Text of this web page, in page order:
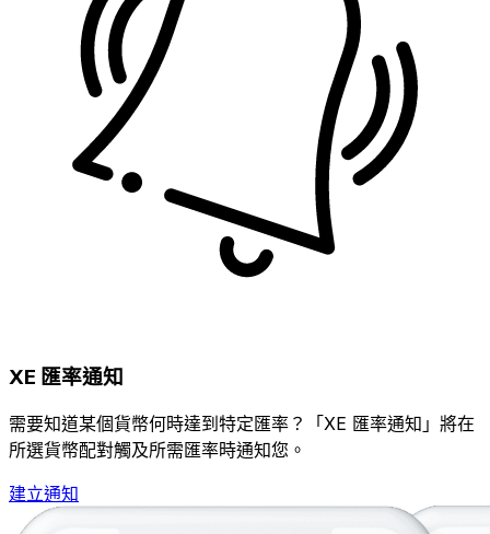
XE 匯率通知
需要知道某個貨幣何時達到特定匯率？「XE 匯率通知」將在
所選貨幣配對觸及所需匯率時通知您。
建立通知